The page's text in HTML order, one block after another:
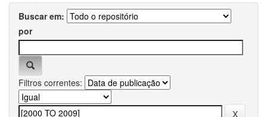
Buscar em:
por
Filtros correntes: